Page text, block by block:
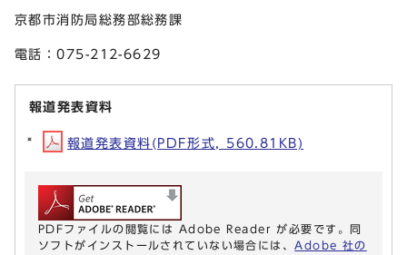
京都市消防局総務部総務課
電話：075-212-6629
報道発表資料
報道発表資料(PDF形式, 560.81KB)
PDFファイルの閲覧には Adobe Reader が必要です。同
ソフトがインストールされていない場合には、 Adobe 社の